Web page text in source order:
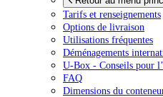
Tarifs et renseignements
Options de livraison
Utilisations fréquentes
Déménagements
U-Box - Conseils pour
FAQ
Dimensions du